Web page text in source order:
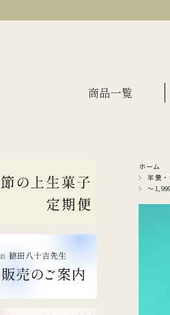
商品一覧
季節のおすすめ
オン
金沢伝統の縁起菓子
上生
伝統名菓
どら焼き
長生殿
蛇玉もなか
ギフト・詰合せ
ホーム
羊羹
～